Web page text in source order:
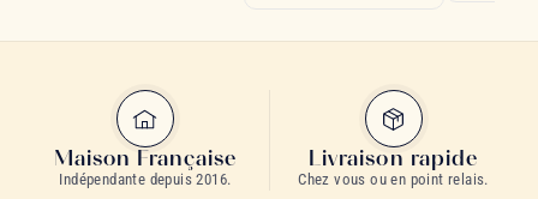
Maison Française
Indépendante depuis 2016.
Livraison rapide
Chez vous ou en point relais.